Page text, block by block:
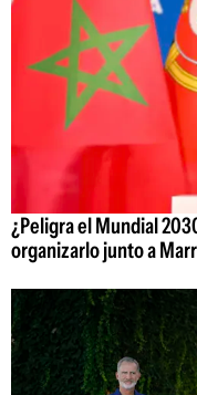
¿Peligra el Mundial
organizarlo junto a